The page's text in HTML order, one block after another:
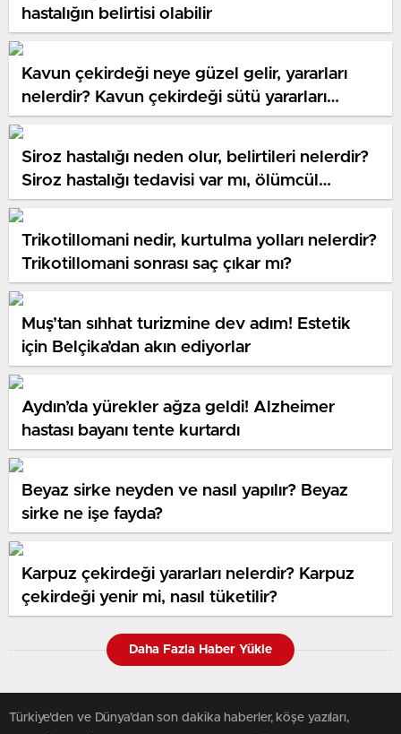
hastalığın belirtisi olabilir
Kavun çekirdeği neye güzel gelir, yararları
nelerdir? Kavun çekirdeği sütü yararları…
Siroz hastalığı neden olur, belirtileri nelerdir?
Siroz hastalığı tedavisi var mı, ölümcül
müdür?
Trikotillomani nedir, kurtulma yolları nelerdir?
Trikotillomani sonrası saç çıkar mı?
Muş’tan sıhhat turizmine dev adım! Estetik
için Belçika’dan akın ediyorlar
Aydın’da yürekler ağza geldi! Alzheimer
hastası bayanı tente kurtardı
Beyaz sirke neyden ve nasıl yapılır? Beyaz
sirke ne işe fayda?
Karpuz çekirdeği yararları nelerdir? Karpuz
çekirdeği yenir mi, nasıl tüketilir?
Daha Fazla Haber Yükle
Türkiye'den ve Dünya’dan son dakika haberler, köşe yazıları,